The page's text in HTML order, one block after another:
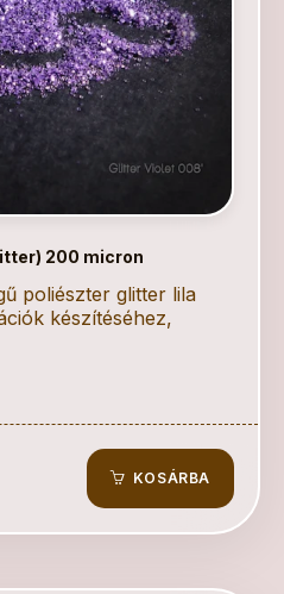
200 micron
poliészter glitter lila
készítéséhez,
KOSÁRBA